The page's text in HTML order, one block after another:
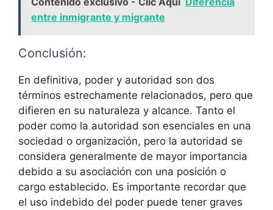
entre inmigrante y migrante
Conclusión:
En definitiva, poder y autoridad son dos
términos estrechamente relacionados, pero que
difieren en su naturaleza y alcance. Tanto el
poder como la autoridad son esenciales en una
sociedad o organización, pero la autoridad se
considera generalmente de mayor importancia
debido a su asociación con una posición o
cargo establecido. Es importante recordar que
el uso indebido del poder puede tener graves